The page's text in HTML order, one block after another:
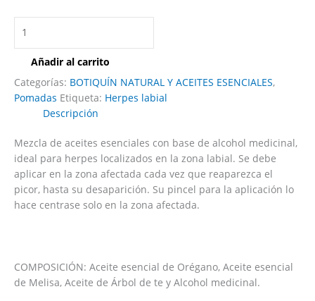
Añadir al carrito
Categorías: BOTIQUÍN NATURAL Y ACEITES ESENCIALES,
Pomadas Etiqueta: Herpes labial
Descripción
Mezcla de aceites esenciales con base de alcohol medicinal,
ideal para herpes localizados en la zona labial. Se debe
aplicar en la zona afectada cada vez que reaparezca el
picor, hasta su desaparición. Su pincel para la aplicación lo
hace centrase solo en la zona afectada.
COMPOSICIÓN: Aceite esencial de Orégano, Aceite esencial
de Melisa, Aceite de Árbol de te y Alcohol medicinal.